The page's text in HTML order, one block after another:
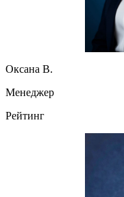
Оксана В.
Менеджер
Рейтинг